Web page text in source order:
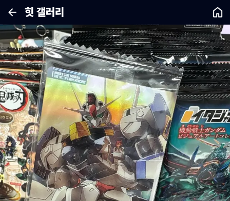
힛 갤러리